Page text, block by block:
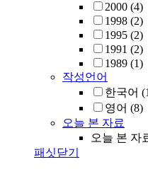
2000 (4)
1998 (2)
1995 (2)
1991 (2)
1989 (1)
작성언어
한국어
영어 (8)
오늘 본 자료
오늘 본 자
패싯닫기